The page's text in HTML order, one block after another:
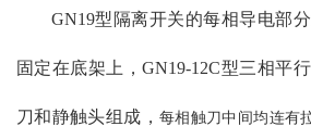
GN19型隔离开关的每相导电部
固定在底架上，GN19-12C型三相平
刀和静触头组成， 每相触刀中间均连有